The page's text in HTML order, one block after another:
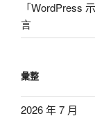
「WordPress
言
彙整
2026 年 7 月